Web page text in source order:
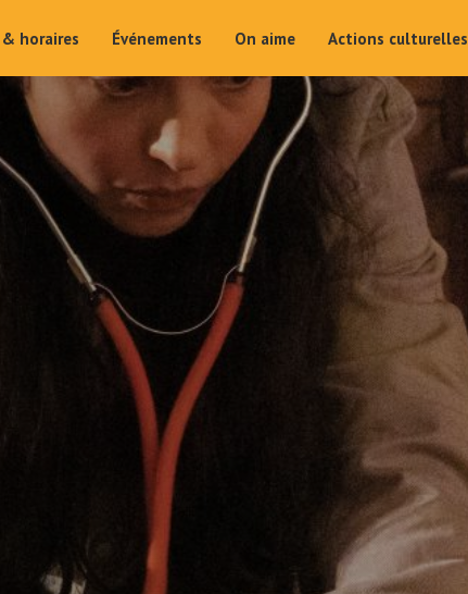
horaires Événements On aime Actions culturelles